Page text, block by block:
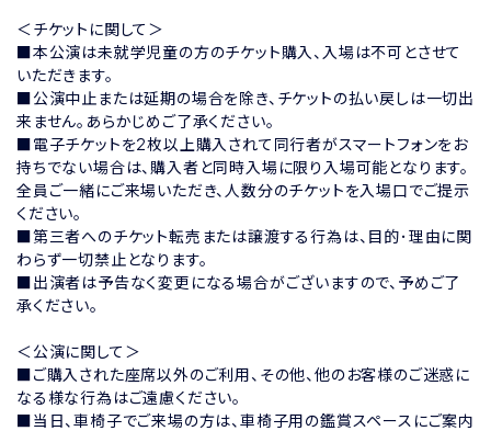
＜チケットに関して＞
■本公演は未就学児童の方のチケット購入、入場は不可とさせて
いただきます。
■公演中止または延期の場合を除き、チケットの払い戻しは一切出
来ません。あらかじめご了承ください。
■電子チケットを2枚以上購入されて同行者がスマートフォンをお
持ちでない場合は、購入者と同時入場に限り入場可能となります。
全員ご一緒にご来場いただき、人数分のチケットを入場口でご提示
ください。
■第三者へのチケット転売または譲渡する行為は、目的･理由に関
わらず一切禁止となります。
■出演者は予告なく変更になる場合がございますので、予めご了
承ください。
＜公演に関して＞
■ご購入された座席以外のご利用、その他、他のお客様のご迷惑に
なる様な行為はご遠慮ください。
■当日、車椅子でご来場の方は、車椅子用の鑑賞スペースにご案内